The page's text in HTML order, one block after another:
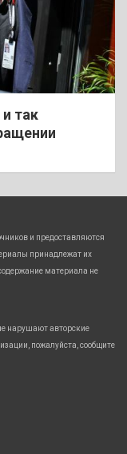
так
и предоставляются
принадлежат их
материала не
нарушают авторские
пожалуйста, сообщите